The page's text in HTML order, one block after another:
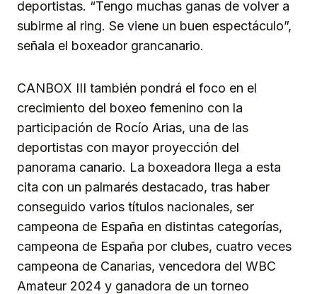
deportistas. “Tengo muchas ganas de volver a
subirme al ring. Se viene un buen espectáculo”,
señala el boxeador grancanario.
CANBOX III también pondrá el foco en el
crecimiento del boxeo femenino con la
participación de Rocío Arias, una de las
deportistas con mayor proyección del
panorama canario. La boxeadora llega a esta
cita con un palmarés destacado, tras haber
conseguido varios títulos nacionales, ser
campeona de España en distintas categorías,
campeona de España por clubes, cuatro veces
campeona de Canarias, vencedora del WBC
Amateur 2024 y ganadora de un torneo